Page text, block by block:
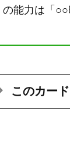
能力は「
このカー